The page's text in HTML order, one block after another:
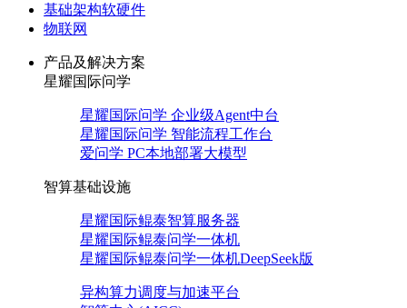
基础架构软硬件
物联网
产品及解决方案
星耀国际问学
星耀国际问学 企业级Agent中台
星耀国际问学 智能流程工作台
爱问学 PC本地部署大模型
智算基础设施
星耀国际鲲泰智算服务器
星耀国际鲲泰问学一体机
星耀国际鲲泰问学一体机DeepSeek版
异构算力调度与加速平台